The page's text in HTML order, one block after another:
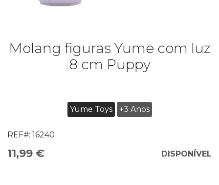
Molang figuras Yume com luz
8 cm Puppy
Yume Toys +3 Anos
REF#: 16240
11,99 € DISPONÍVEL